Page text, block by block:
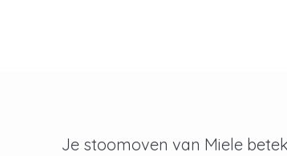
Je stoomoven van Miele